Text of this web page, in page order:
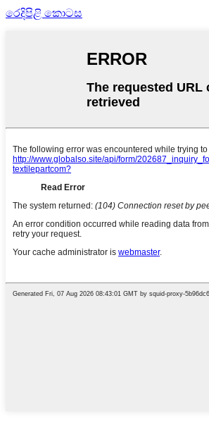
රෙදිපිළි කොටස